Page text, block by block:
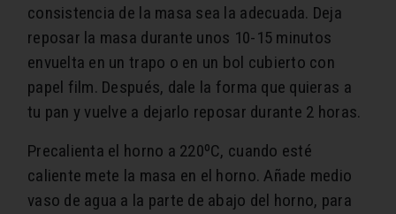
consistencia de la masa sea la adecuada. Deja
reposar la masa durante unos 10-15 minutos
envuelta en un trapo o en un bol cubierto con
papel film. Después, dale la forma que quieras a
tu pan y vuelve a dejarlo reposar durante 2 horas.
Precalienta el horno a 220ºC, cuando esté
caliente mete la masa en el horno. Añade medio
vaso de agua a la parte de abajo del horno, para